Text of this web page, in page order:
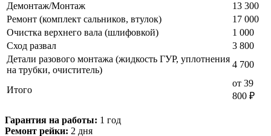
Демонтаж/Монтаж
13 300
Ремонт (комплект сальников, втулок)
17 000
Очистка верхнего вала (шлифовкой)
1 000
Сход развал
3 800
Детали разового монтажа (жидкость ГУР, уплотнения
на трубки, очиститель)
4 700
Итого
от 39
800 ₽
Гарантия на работы: 1 год
Ремонт рейки: 2 дня